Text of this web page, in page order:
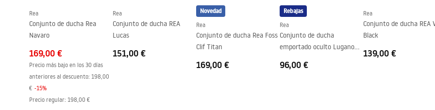
Universal
Garantía
Revestimiento Easy Clean
Sí, en un lado del panel
Rea
Conjunto de ducha Rea
Navaro
169,00 €
Precio más bajo en los 30 días
anteriores al descuento: 198,00
€ -15%
Precio regular: 198,00 €
Rea
Conjunto de ducha REA
Lucas
151,00 €
Novedad
Rea
Conjunto de ducha Rea Foss
Clif Titan
169,00 €
Rebajas
Rea
Conjunto de ducha
emportado oculto Lugano
96,00 €
Rea
Conjunto de ducha REA
Black
139,00 €